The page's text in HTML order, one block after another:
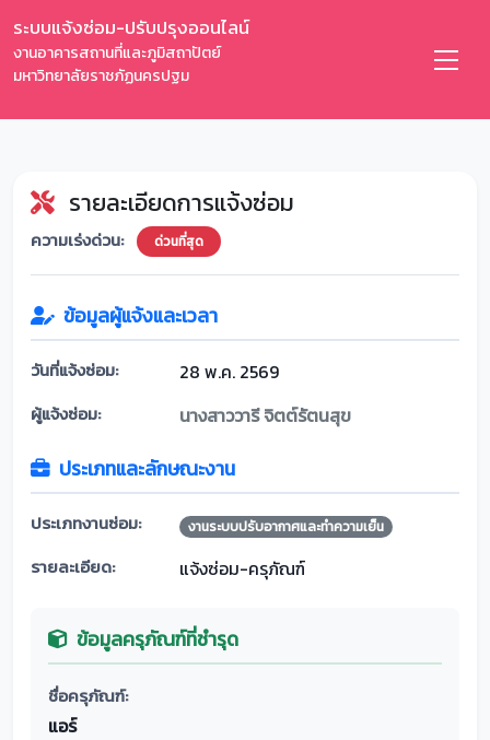
ระบบแจ้งซ่อม-ปรับปรุงออนไลน์
งานอาคารสถานที่และภูมิสถาปัตย์
มหาวิทยาลัยราชภัฏนครปฐม
รายละเอียดการแจ้งซ่อม
ความเร่งด่วน: ด่วนที่สุด
ข้อมูลผู้แจ้งและเวลา
วันที่แจ้งซ่อม: 28 พ.ค. 2569
ผู้แจ้งซ่อม: นางสาววารี จิตต์รัตนสุข
ประเภทและลักษณะงาน
ประเภทงานซ่อม: งานระบบปรับอากาศและทำความเย็น
รายละเอียด: แจ้งซ่อม-ครุภัณฑ์
ข้อมูลครุภัณฑ์ที่ชำรุด
ชื่อครุภัณฑ์:
แอร์